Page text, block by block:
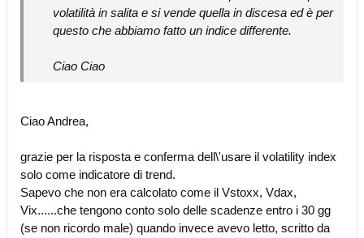
volatilità in salita e si vende quella in discesa ed è per
questo che abbiamo fatto un indice differente.
Ciao Ciao
Ciao Andrea,
grazie per la risposta e conferma dell\'usare il volatility index
solo come indicatore di trend.
Sapevo che non era calcolato come il Vstoxx, Vdax,
Vix......che tengono conto solo delle scadenze entro i 30 gg
(se non ricordo male) quando invece avevo letto, scritto da